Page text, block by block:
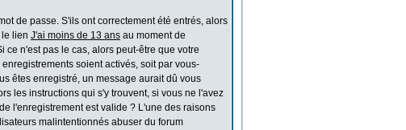
de passe. S'ils ont correctement été entrés, alors
lien J'ai moins de 13 ans au moment de
ce n'est pas le cas, alors peut-être que votre
soient activés, soit par vous-
êtes enregistré, un message aurait dû vous
les instructions qui s'y trouvent, si vous ne l'avez
l'enregistrement est valide ? L'une des raisons
malintentionnés abuser du forum